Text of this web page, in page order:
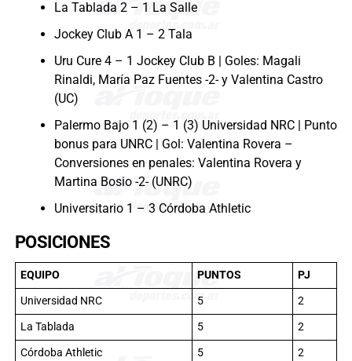
La Tablada 2 – 1 La Salle
Jockey Club A 1 – 2 Tala
Uru Cure 4 – 1 Jockey Club B | Goles: Magali
Rinaldi, María Paz Fuentes -2- y Valentina Castro
(UC)
Palermo Bajo 1 (2) – 1 (3) Universidad NRC | Punto
bonus para UNRC | Gol: Valentina Rovera –
Conversiones en penales: Valentina Rovera y
Martina Bosio -2- (UNRC)
Universitario 1 – 3 Córdoba Athletic
POSICIONES
EQUIPO PUNTOS
PJ
Universidad NRC
5
2
La Tablada
5
2
Córdoba Athletic
5
2